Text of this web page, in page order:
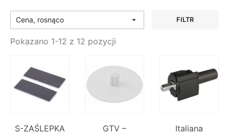
Cena, rosnąco  FILTR
Pokazano 1-12 z 12 pozycji
S-ZAŚLEPKA
GTV –
Italiana